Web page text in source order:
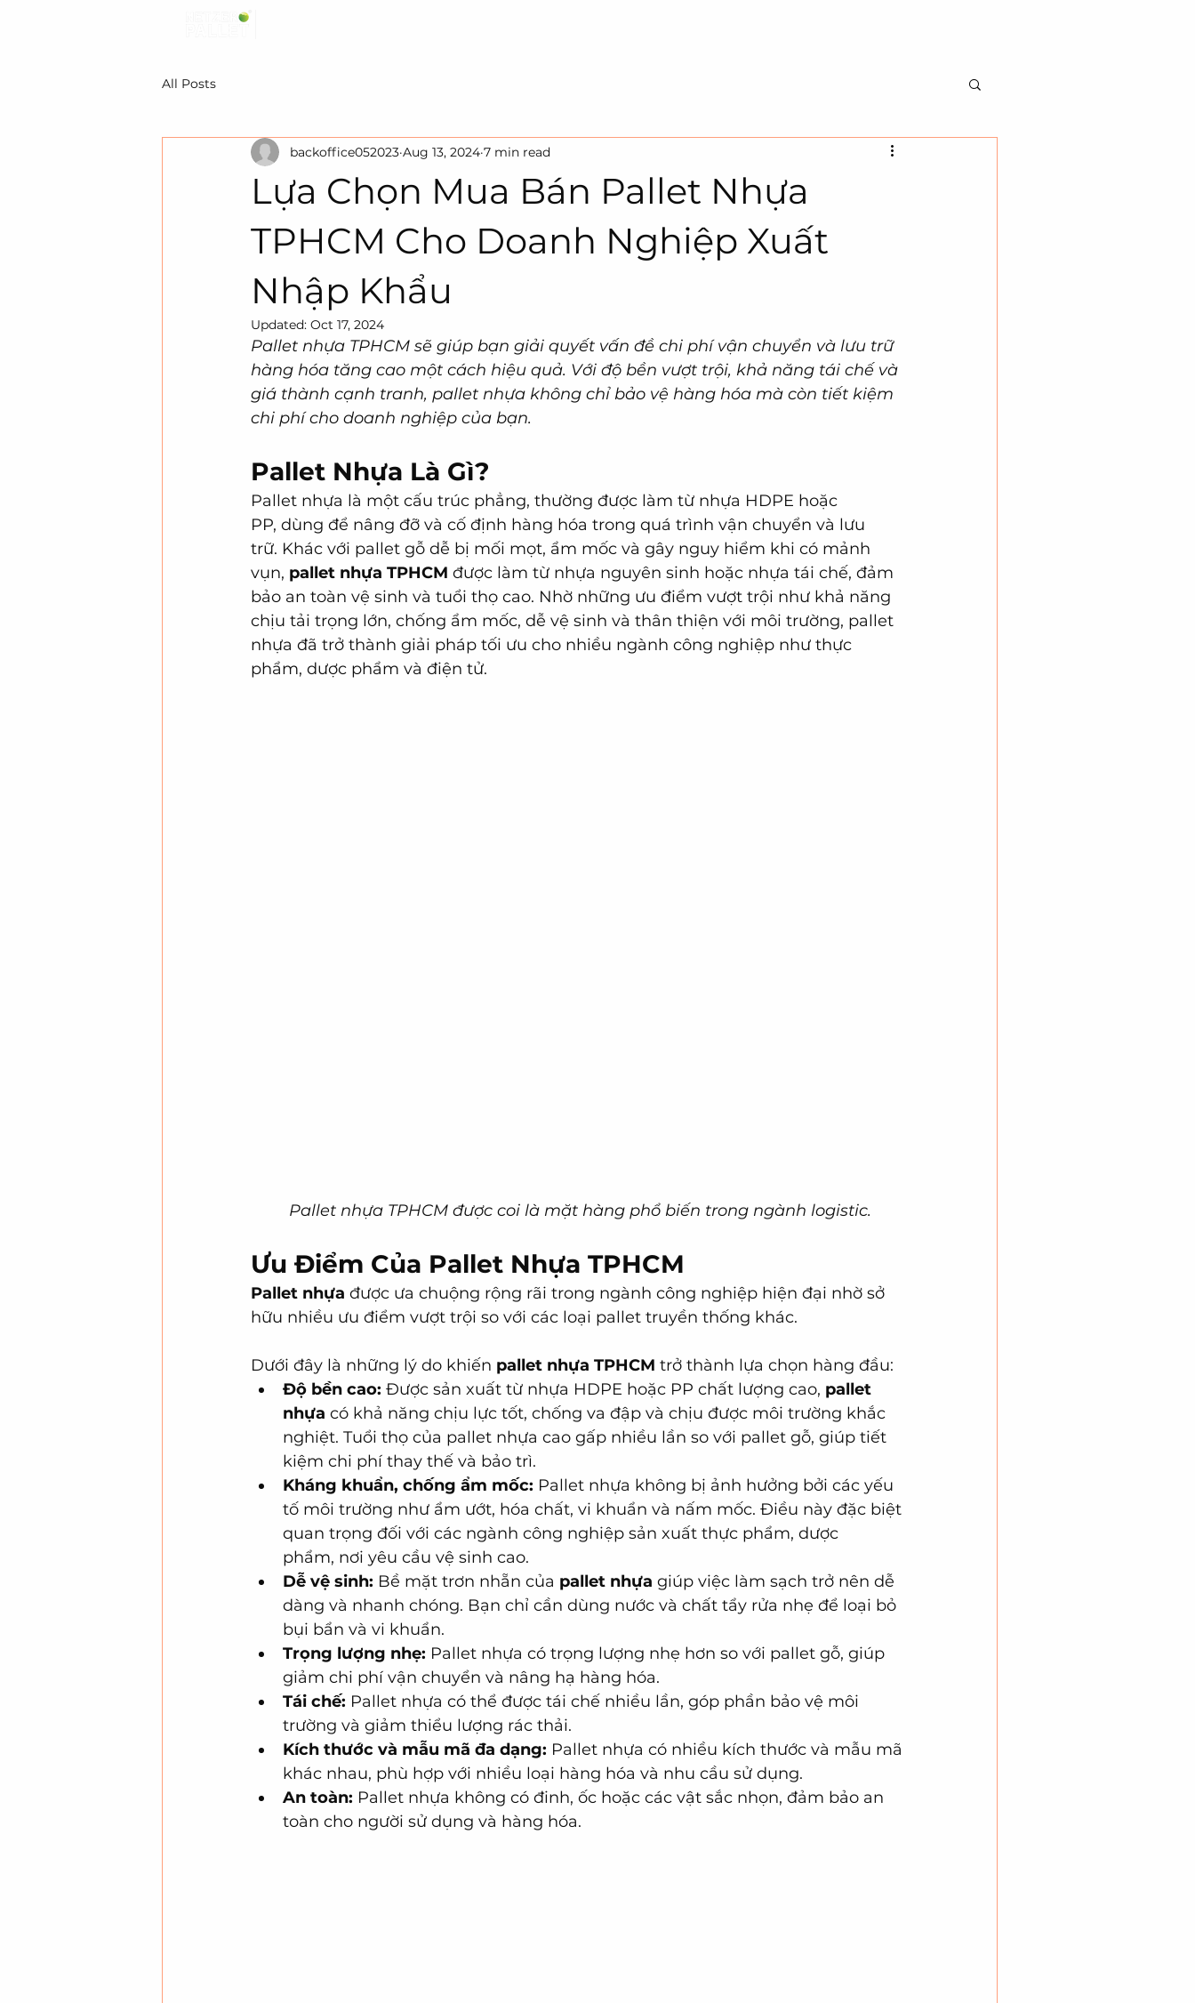
All Posts
Lựa Chọn Mua Bán Pallet Nhựa
TPHCM Cho Doanh Nghiệp Xuất
Nhập Khẩu
backoffice052023 Aug 13, 2024 7 min read
Updated: Oct 17, 2024
Pallet nhựa TPHCM sẽ giúp bạn giải quyết vấn đề chi phí vận chuyển và lưu trữ
hàng hóa tăng cao một cách hiệu quả. Với độ bền vượt trội, khả năng tái chế và
giá thành cạnh tranh, pallet nhựa không chỉ bảo vệ hàng hóa mà còn tiết kiệm
chi phí cho doanh nghiệp của bạn.
Pallet Nhựa Là Gì?
Pallet nhựa là một cấu trúc phẳng, thường được làm từ nhựa HDPE hoặc
PP, dùng để nâng đỡ và cố định hàng hóa trong quá trình vận chuyển và lưu
trữ. Khác với pallet gỗ dễ bị mối mọt, ẩm mốc và gây nguy hiểm khi có mảnh
vụn, pallet nhựa TPHCM được làm từ nhựa nguyên sinh hoặc nhựa tái chế, đảm
bảo an toàn vệ sinh và tuổi thọ cao. Nhờ những ưu điểm vượt trội như khả năng
chịu tải trọng lớn, chống ẩm mốc, dễ vệ sinh và thân thiện với môi trường, pallet
nhựa đã trở thành giải pháp tối ưu cho nhiều ngành công nghiệp như thực
phẩm, dược phẩm và điện tử.
Pallet nhựa TPHCM được coi là mặt hàng phổ biến trong ngành logistic.
Ưu Điểm Của Pallet Nhựa TPHCM
Pallet nhựa được ưa chuộng rộng rãi trong ngành công nghiệp hiện đại nhờ sở
hữu nhiều ưu điểm vượt trội so với các loại pallet truyền thống khác.
Dưới đây là những lý do khiến pallet nhựa TPHCM trở thành lựa chọn hàng đầu:
Độ bền cao: Được sản xuất từ nhựa HDPE hoặc PP chất lượng cao, pallet
nhựa có khả năng chịu lực tốt, chống va đập và chịu được môi trường khắc
nghiệt. Tuổi thọ của pallet nhựa cao gấp nhiều lần so với pallet gỗ, giúp tiết
kiệm chi phí thay thế và bảo trì.
Kháng khuẩn, chống ẩm mốc: Pallet nhựa không bị ảnh hưởng bởi các yếu
tố môi trường như ẩm ướt, hóa chất, vi khuẩn và nấm mốc. Điều này đặc biệt
quan trọng đối với các ngành công nghiệp sản xuất thực phẩm, dược
phẩm, nơi yêu cầu vệ sinh cao.
Dễ vệ sinh: Bề mặt trơn nhẵn của pallet nhựa giúp việc làm sạch trở nên dễ
dàng và nhanh chóng. Bạn chỉ cần dùng nước và chất tẩy rửa nhẹ để loại bỏ
bụi bẩn và vi khuẩn.
Trọng lượng nhẹ: Pallet nhựa có trọng lượng nhẹ hơn so với pallet gỗ, giúp
giảm chi phí vận chuyển và nâng hạ hàng hóa.
Tái chế: Pallet nhựa có thể được tái chế nhiều lần, góp phần bảo vệ môi
trường và giảm thiểu lượng rác thải.
Kích thước và mẫu mã đa dạng: Pallet nhựa có nhiều kích thước và mẫu mã
khác nhau, phù hợp với nhiều loại hàng hóa và nhu cầu sử dụng.
An toàn: Pallet nhựa không có đinh, ốc hoặc các vật sắc nhọn, đảm bảo an
toàn cho người sử dụng và hàng hóa.